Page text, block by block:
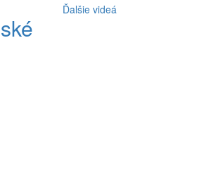
Ďalšie videá